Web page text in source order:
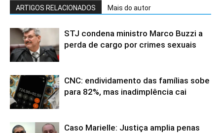
ARTIGOS RELACIONADOS Mais do autor
STJ condena ministro Marco Buzzi a
perda de cargo por crimes sexuais
CNC: endividamento das famílias sobe
para 82%, mas inadimplência cai
Caso Marielle: Justiça amplia penas